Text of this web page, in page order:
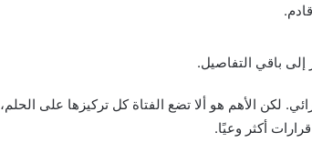
إلى باقي التفاصيل.
لكن الأهم هو ألا تضع الفتاة كل تركيزها على الحلم،
أكثر وعيًا.